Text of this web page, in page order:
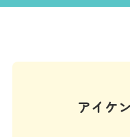
アイケ